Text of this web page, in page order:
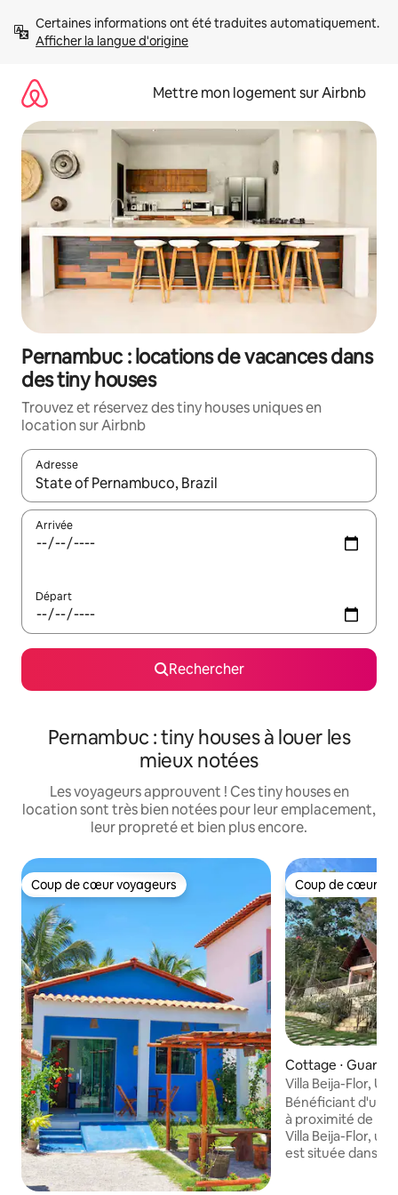
directement
Afficher la langue d'origine
Mettre mon logement sur Airbnb
Pernambuc : locations de vacances dans
des tiny houses
Trouvez et réservez des tiny houses uniques en
location sur Airbnb
Adresse
Lorsque les résultats s'affichent, utilisez les flèches vers le
Arrivée
Départ
Rechercher
Pernambuc : tiny houses à louer les
mieux notées
Les voyageurs approuvent ! Ces tiny houses en
location sont très bien notées pour leur emplacement,
leur propreté et bien plus encore.
Coup de cœur voyageurs
Coup de cœur voyageurs Coup de cœur
Coup de cœur
Cottage ⋅
Villa Beija-Flor,
Chalet 01
Bénéficiant d'un
à proximité de la
Villa Beija-Flor,
est située dans la